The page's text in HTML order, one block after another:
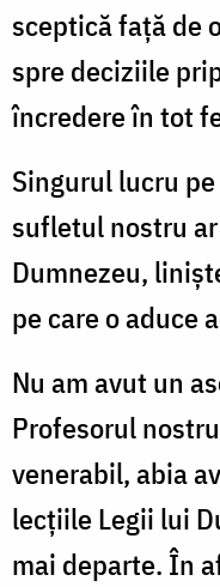
sceptică față de
spre deciziile
încredere în tot
Singurul lucru
sufletul nostru
Dumnezeu,
pe care o aduce
Nu am avut un
Profesorul
venerabil, abia
lecțiile Legii lui
mai departe. În